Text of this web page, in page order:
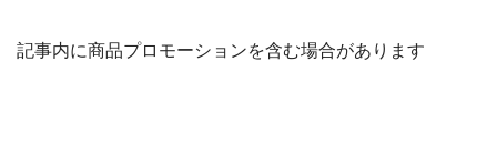
記事内に商品プロモーションを含む場合があります